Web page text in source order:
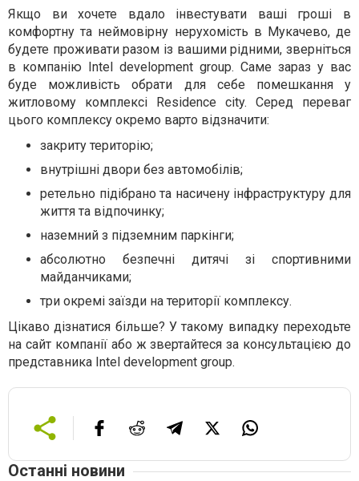
Якщо ви хочете вдало інвестувати ваші гроші в
комфортну та неймовірну нерухомість в Мукачево, де
будете проживати разом із вашими рідними, зверніться
в компанію Intel development group. Саме зараз у вас
буде можливість обрати для себе помешкання у
житловому комплексі Residence city. Серед переваг
цього комплексу окремо варто відзначити:
закриту територію;
внутрішні двори без автомобілів;
ретельно підібрано та насичену інфраструктуру для
життя та відпочинку;
наземний з підземним паркінги;
абсолютно безпечні дитячі зі спортивними
майданчиками;
три окремі заїзди на території комплексу.
Цікаво дізнатися більше? У такому випадку переходьте
на сайт компанії або ж звертайтеся за консультацією до
представника Intel development group.
Останні новини